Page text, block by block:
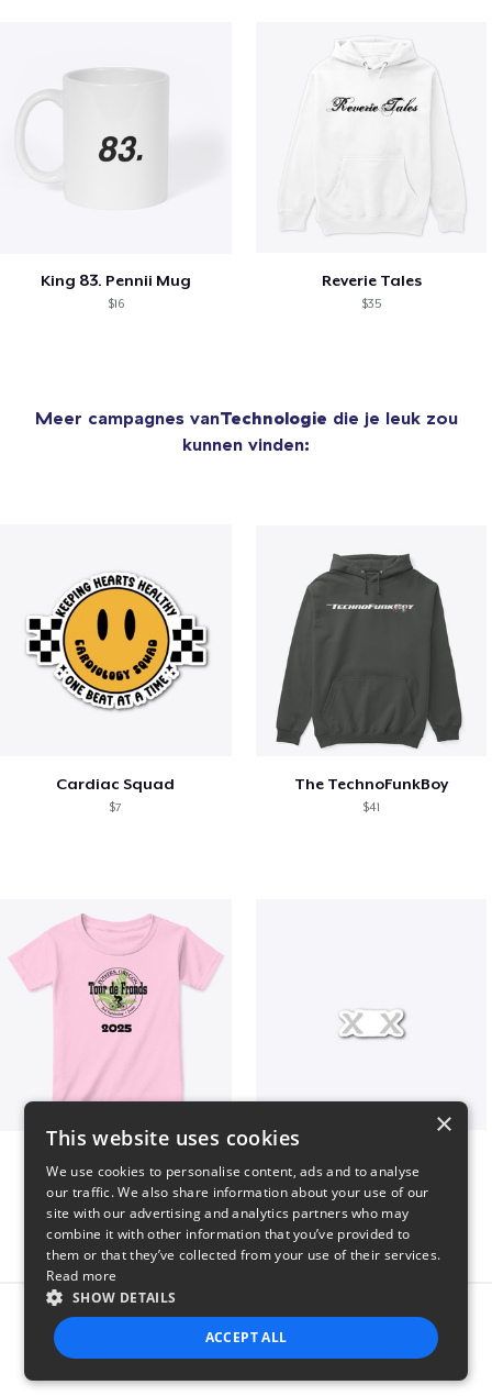
King 83. Pennii Mug
$16
Reverie Tales
$35
Meer campagnes vanTechnologie die je leuk zou
kunnen vinden:
Cardiac Squad
$7
The TechnoFunkBoy
$41
$22 $7
Report this product
×
This website uses cookies
We use cookies to personalise content, ads and to analyse
our traffic. We also share information about your use of our
site with our advertising and analytics partners who may
combine it with other information that you’ve provided to
them or that they’ve collected from your use of their services.
Read more
SHOW DETAILS
ACCEPT ALL
STRICTLY NECESSARY PERFORMANCE